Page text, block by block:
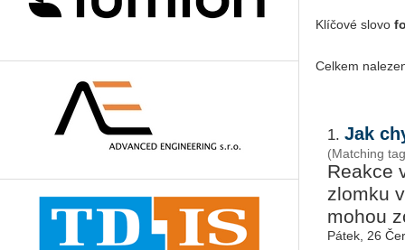
Klíčové slovo
Celkem
1. Jak
(Matching
Re­ak­ce
zlom­ku
mohou
Pátek, 26